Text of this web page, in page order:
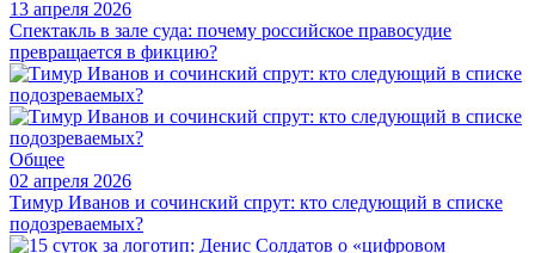
13 апреля 2026
Спектакль в зале суда: почему российское правосудие
превращается в фикцию?
Общее
02 апреля 2026
Тимур Иванов и сочинский спрут: кто следующий в списке
подозреваемых?